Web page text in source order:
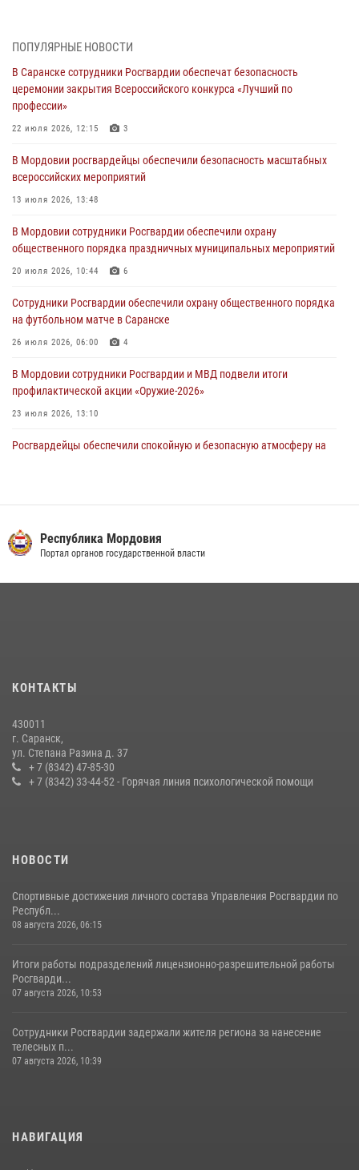
06 августа 2026, 08:14 9
В Саранске сотрудники Росгвардии задержали дебошира,
повредившего имущество в кафе
06 августа 2026, 07:03
незамедлительно
05 августа 2026, 15:04
подозреваемого в причинении телесных повреждений супруге
05 августа 2026, 12:34
проведения масштабного праздника в Темникове
05 августа 2026, 09:04 4
ПОПУЛЯРНЫЕ НОВОСТИ
В Саранске сотрудники Росгвардии обеспечат безопасность
церемонии закрытия Всероссийского конкурса «Лучший по
профессии»
22 июля 2026, 12:15 3
В Мордовии росгвардейцы обеспечили безопасность масштабных
всероссийских мероприятий
13 июля 2026, 13:48
В Мордовии сотрудники Росгвардии обеспечили охрану
общественного порядка праздничных муниципальных мероприятий
20 июля 2026, 10:44 6
Сотрудники Росгвардии обеспечили охрану общественного порядка
на футбольном матче в Саранске
26 июля 2026, 06:00 4
В Мордовии сотрудники Росгвардии и МВД подвели итоги
профилактической акции «Оружие‑2026»
23 июля 2026, 13:10
Росгвардейцы обеспечили спокойную и безопасную атмосферу на
обеспечили безопасность на футбольных мероприятиях: от
регионального турнира до Суперкубка России
содействии сотрудников Росгвардии
Сотрудники Росгвардии обеспечили безопасность Всероссийского
конкурса профмастерства в Саранске
23 июля 2026, 11:54 4
Республика Мордовия
Портал органов государственной власти
КОНТАКТЫ
430011
г. Саранск,
ул. Степана Разина д. 37
+ 7 (8342) 47-85-30
+ 7 (8342) 33-44-52 - Горячая линия психологической помощи
НОВОСТИ
Спортивные достижения личного состава Управления Росгвардии по
Республ...
08 августа 2026, 06:15
Итоги работы подразделений лицензионно-разрешительной работы
Росгварди...
07 августа 2026, 10:53
Сотрудники Росгвардии задержали жителя региона за нанесение
телесных п...
07 августа 2026, 10:39
НАВИГАЦИЯ